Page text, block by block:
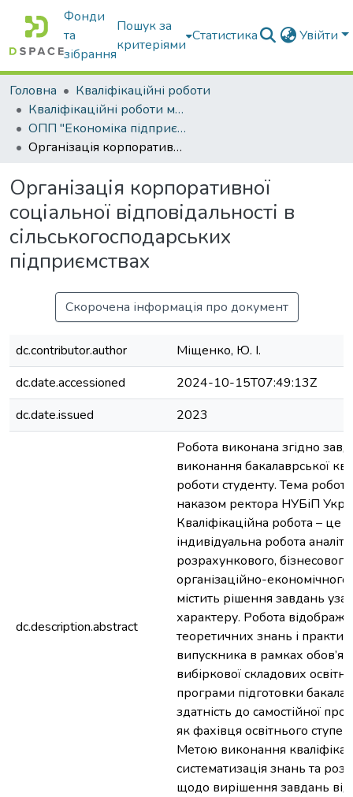
Фонди
та
зібрання
Пошук за
критеріями
Статистика Увійти
Головна
Кваліфікаційні роботи
Кваліфікаційні роботи магістрів
ОПП "Економіка підприємства"
Організація корпоративної соціальної відповідальності в сільськогосподарських підприємствах
Організація корпоративної
соціальної відповідальності в
сільськогосподарських
підприємствах
Скорочена інформація про документ
dc.contributor.author
Міщенко, Ю. І.
dc.date.accessioned
2024-10-15T07:49:13Z
dc.date.issued
2023
dc.description.abstract
Робота виконана згідно
виконання бакалаврської
роботи студенту. Тема
наказом ректора НУБіП
Кваліфікаційна робота – це
індивідуальна робота
розрахункового,
організаційно-
містить рішення завдань
характеру. Робота
теоретичних знань і
випускника в рамках
вибіркової складових
програми підготовки
здатність до самостійної
як фахівця освітнього
Метою виконання
систематизація знань та
щодо вирішення завдань